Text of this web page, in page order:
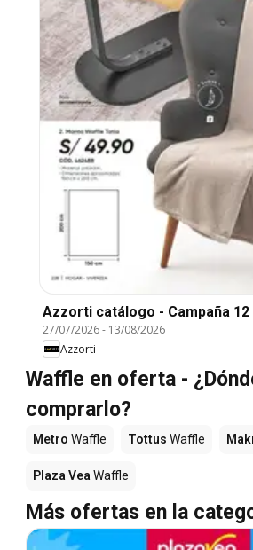
Azzorti catálogo - Campaña 12
27/07/2026- 13/08/2026
Azzorti
Waffle en oferta -
comprarlo?
Metro Waffle Tottus Waffle
Plaza VeaWaffle
Más ofertas en la